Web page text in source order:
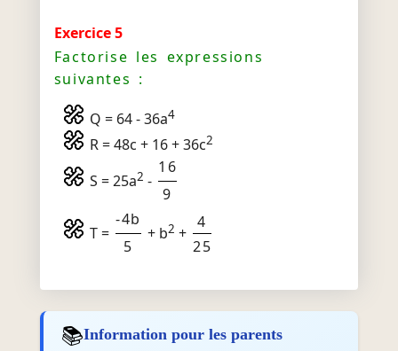
Exercice 5
Factorise les expressions
suivantes :
Q = 64 - 36a4
R = 48c + 16 + 36c2
S = 25a2 -
16
9
T =
-4b
5
+ b2 +
4
25
📚Information pour les parents